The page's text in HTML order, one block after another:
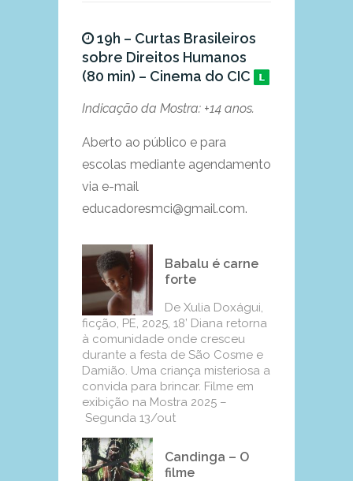
19h – Curtas Brasileiros
sobre Direitos Humanos
(80 min) – Cinema do CIC
Indicação da Mostra: +14 anos.
Aberto ao público e para
escolas mediante agendamento
via e-mail
educadoresmci@gmail.com.
Babalu é carne
forte
De Xulia Doxágui,
ficção, PE, 2025, 18’ Diana retorna
à comunidade onde cresceu
durante a festa de São Cosme e
Damião. Uma criança misteriosa a
convida para brincar. Filme em
exibição na Mostra 2025 –
Segunda 13/out
Candinga – O
filme